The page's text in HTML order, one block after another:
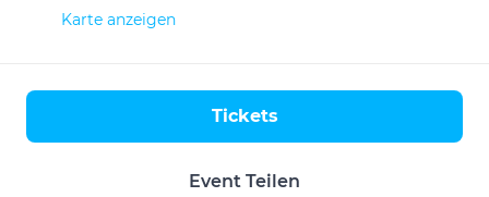
Karte anzeigen
Event Teilen
Tickets